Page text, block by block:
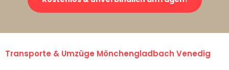
Transporte & Umzüge Mönchengladbach Venedig